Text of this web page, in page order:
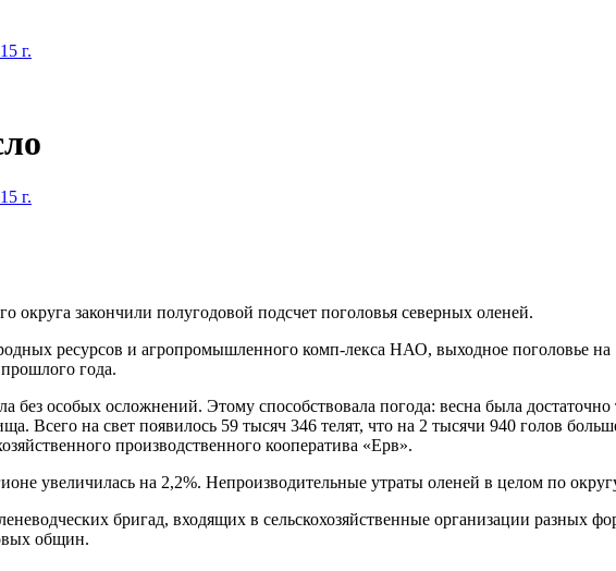
г.
г.
округа закончили полугодовой подсчет поголовья северных оленей.
ресурсов и агропромышленного комп-лекса НАО, выходное поголовье на
года.
без особых осложнений. Этому способствовала погода: весна была
Всего на свет появилось 59 тысяч 346 телят, что на 2 тысячи 940 голов
производственного кооператива «Ерв».
увеличилась на 2,2%. Непроизводительные утраты оленей в целом по
бригад, входящих в сельскохозяйственные организации разных
общин.